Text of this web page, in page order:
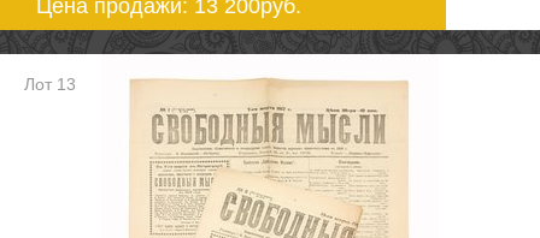
Цена продажи: 13 200руб.
Лот 13